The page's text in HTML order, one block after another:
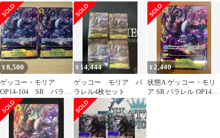
ラレル OP14-104 4
枚セット
ト パラレル
ラレル OP14-104
¥8,500
ゲッコー・モリア
OP14-104 SR パラレ
ル 青黄ハンコック 2
枚セット
¥ 14,444
ゲッコー モリア パ
ラレル4枚セット
¥ 2,440
状態A ゲッコー・モリ
ア SR パラレル OP14-